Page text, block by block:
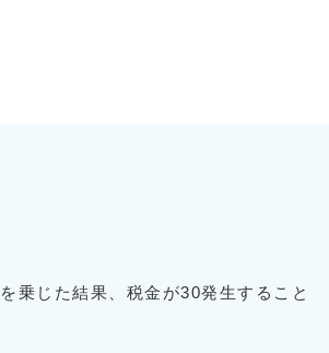
乗じた結果、税金が30発生すること